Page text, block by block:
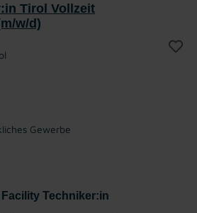
Tirol Vollzeit
w/d)
Gewerbe
Techniker:in